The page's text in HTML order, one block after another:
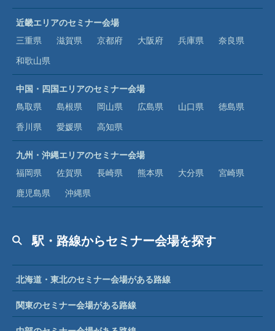
近畿エリアのセミナー会場
三重県
滋賀県 京都府 大阪府 兵庫県
奈良県
和歌山県
中国・四国エリアのセミナー会場
鳥取県
島根県 岡山県 広島県 山口県
徳島県
香川県
愛媛県 高知県
九州・沖縄エリアのセミナー会場
福岡県
佐賀県 長崎県 熊本県 大分県
宮崎県
鹿児島県
沖縄県
駅・路線からセミナー会場を探す
北海道・東北のセミナー会場がある路線
関東のセミナー会場がある路線